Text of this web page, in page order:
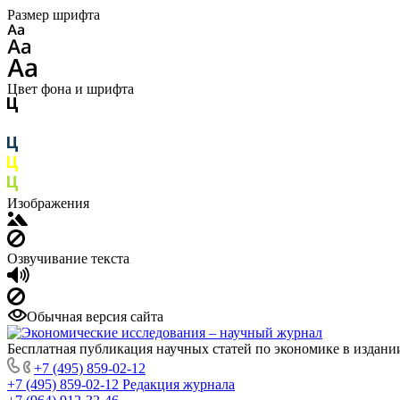
Размер шрифта
Цвет фона и шрифта
Изображения
Озвучивание текста
Обычная версия сайта
Бесплатная публикация научных статей по экономике в
+7 (495) 859-02-12
+7 (495) 859-02-12 Редакция журнала